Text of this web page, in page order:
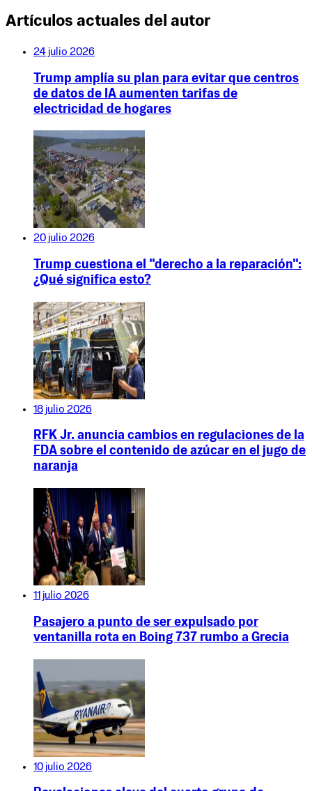
Artículos actuales del autor
24 julio 2026
Trump amplía su plan para evitar que centros
de datos de IA aumenten tarifas de
electricidad de hogares
20 julio 2026
Trump cuestiona el "derecho a la reparación":
¿Qué significa esto?
18 julio 2026
RFK Jr. anuncia cambios en regulaciones de la
FDA sobre el contenido de azúcar en el jugo de
naranja
11 julio 2026
Pasajero a punto de ser expulsado por
ventanilla rota en Boing 737 rumbo a Grecia
10 julio 2026